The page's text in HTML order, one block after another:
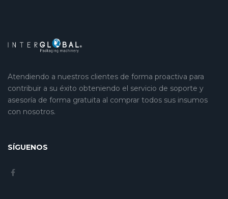
Atendiendo a nuestros clientes de forma proactiva para
contribuir a su éxito obteniendo el servicio de soporte y
asesoría de forma gratuita al comprar todos sus insumos
con nosotros.
SÍGUENOS